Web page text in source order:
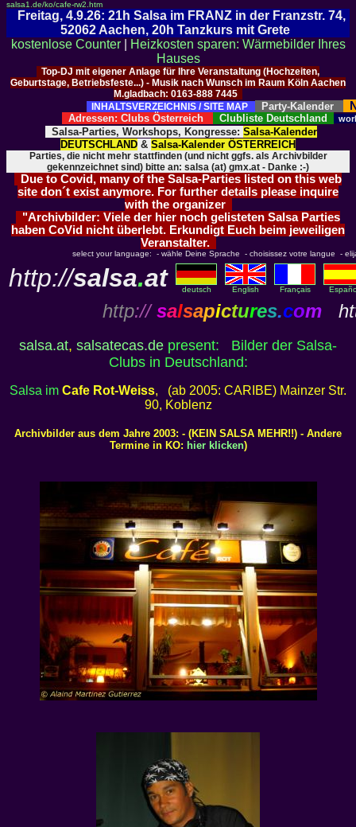
salsa1.de/ko/cafe-rw2.htm
Freitag, 4.9.26: 21h Salsa im FRANZ in der Franzstr. 74,
52062 Aachen, 20h Tanzkurs mit Grete
kostenlose Counter|
Heizkosten sparen: Wärmebilder Ihres
Hauses
Top-DJ mit eigener Anlage für Ihre Veranstaltung (Hochzeiten,
Geburtstage, Betriebsfeste...) - Musik nach Wunsch im Raum Köln Aachen
M.gladbach: 0163-888 7445
INHALTSVERZEICHNIS / SITE MAP
Party-Kalender
Adressen: Clubs Österreich Clubliste Deutschland
Salsa-Parties, Workshops, Kongresse: Salsa-Kalender
DEUTSCHLAND & Salsa-Kalender ÖSTERREICH
Parties, die nicht mehr stattfinden (und nicht ggfs. als Archivbilder
gekennzeichnet sind) bitte an: salsa (at) gmx.at - Danke :-)
Due to Covid, many of the Salsa-Parties listed on this web
site don´t exist anymore. For further details please inquire
with the organizer
"Archivbilder: Viele der hier noch gelisteten Salsa Parties
haben CoVid nicht überlebt. Erkundigt Euch beim jeweiligen
Veranstalter.
select your language: - wähle Deine Sprache - choisissez votre langue -
http://salsa.at deutsch English Français
http:// salsapictures.com
salsa.at, salsatecas.de present: Bilder der Salsa-
Clubs in Deutschland:
Salsa im Cafe Rot-Weiss, (ab 2005: CARIBE) Mainzer Str.
90, Koblenz
Archivbilder aus dem Jahre 2003: - (KEIN SALSA MEHR!!) - Andere
Termine in KO: hier klicken)